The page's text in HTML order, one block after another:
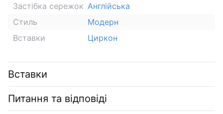
Застібка сережок Англійська
Стиль
Модерн
Вставки
Циркон
Вставки
Питання та відповіді